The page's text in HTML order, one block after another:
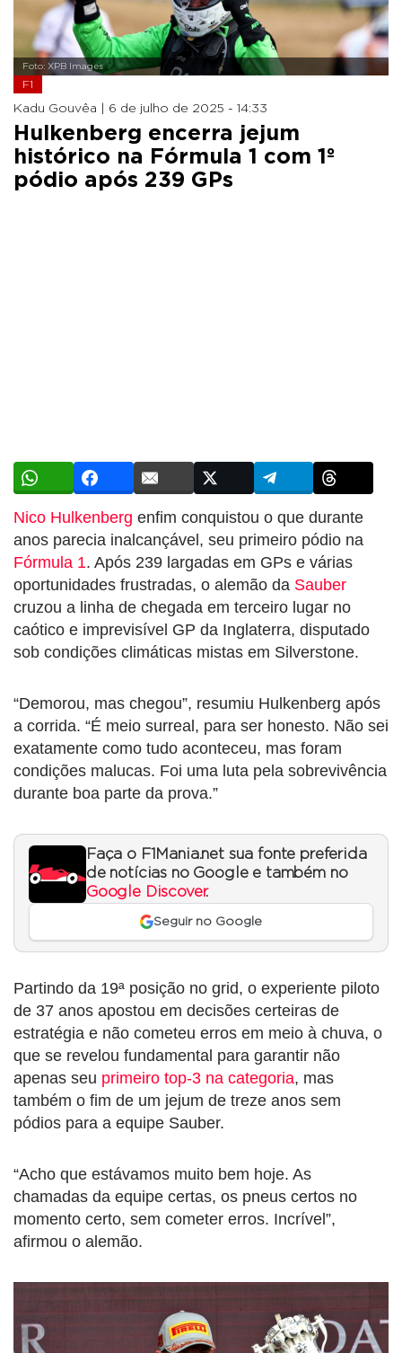
Foto: XPB Images
F1
Kadu Gouvêa | 6 de julho de 2025 - 14:33
Hulkenberg encerra jejum
histórico na Fórmula 1 com 1º
pódio após 239 GPs
Nico Hulkenberg enfim conquistou o que durante
anos parecia inalcançável, seu primeiro pódio na
Fórmula 1. Após 239 largadas em GPs e várias
oportunidades frustradas, o alemão da Sauber
cruzou a linha de chegada em terceiro lugar no
caótico e imprevisível GP da Inglaterra, disputado
sob condições climáticas mistas em Silverstone.
“Demorou, mas chegou”, resumiu Hulkenberg após
a corrida. “É meio surreal, para ser honesto. Não sei
exatamente como tudo aconteceu, mas foram
condições malucas. Foi uma luta pela sobrevivência
durante boa parte da prova.”
Faça o F1Mania.net sua fonte preferida
de notícias no Google e também no
Google Discover.
Seguir no Google
Partindo da 19ª posição no grid, o experiente piloto
de 37 anos apostou em decisões certeiras de
estratégia e não cometeu erros em meio à chuva, o
que se revelou fundamental para garantir não
apenas seu primeiro top-3 na categoria, mas
também o fim de um jejum de treze anos sem
pódios para a equipe Sauber.
“Acho que estávamos muito bem hoje. As
chamadas da equipe certas, os pneus certos no
momento certo, sem cometer erros. Incrível”,
afirmou o alemão.